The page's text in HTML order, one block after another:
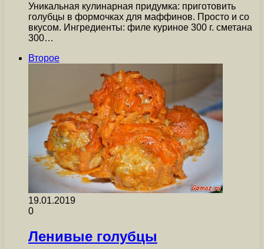
Уникальная кулинарная придумка: приготовить
голубцы в формочках для маффинов. Просто и со
вкусом. Ингредиенты: филе куриное 300 г. сметана
300…
Второе
19.01.2019
0
Ленивые голубцы